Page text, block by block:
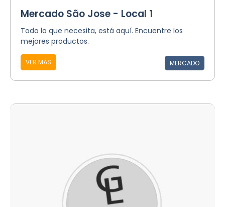
Mercado São Jose - Local 1
Todo lo que necesita, está aquí. Encuentre los
mejores productos.
VER MÁS MERCADO